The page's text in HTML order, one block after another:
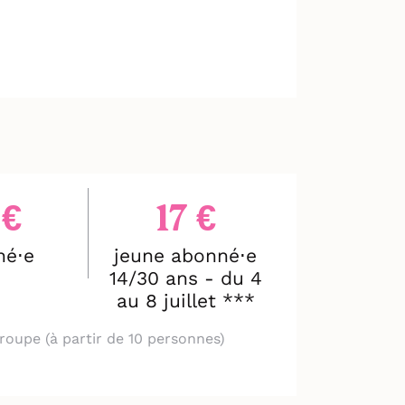
personnes, pour
dans sa conquête du
devenu le
17 €
jeune abonné⋅e
14/30 ans - du 4
au 8 juillet ***
(à partir de 10 personnes)